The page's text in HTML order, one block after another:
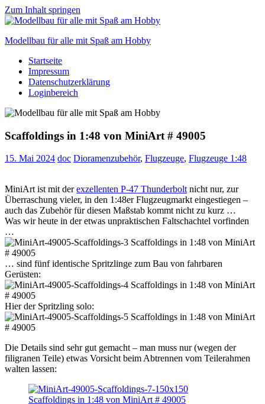
Zum Inhalt springen
Modellbau für alle mit Spaß am Hobby
Scale
modelling
to
Startseite
Impressum
Datenschutzerklärung
Loginbereich
Scaffoldings in 1:48 von MiniArt # 49005
15. Mai 2024 doc Dioramenzubehör, Flugzeuge, Flugzeuge 1:48
MiniArt ist mit derexzellenten P-47 Thunderboltnicht nur, zur
Überraschung vieler, in den 1:48er Flugzeugmarkt eingestiegen –
auch das Zubehör für diesen Maßstab kommt nicht zu kurz …
Was wir heute in der etwas unpraktischen Faltschachtel vorfinden
…
… sind fünf identische Spritzlinge zum Bau von fahrbaren
Gerüsten:
Hier der Spritzling solo:
Die Details sind sehr gut gemacht – man muss nur (wegen der
filigranen Teile) etwas Vorsicht beim Abtrennen vom Teilerahmen
walten lassen: